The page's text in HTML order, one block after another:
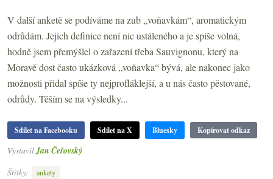
V další anketě se podíváme na zub „voňavkám“, aromatickým
odrůdám. Jejich definice není nic ustáleného a je spíše volná,
hodně jsem přemýšlel o zařazení třeba Sauvignonu, který na
Moravě dost často ukázková „voňavka“ bývá, ale nakonec jako
možnosti přidal spíše ty nejprofláklejší, a u nás často pěstované,
odrůdy. Těším se na výsledky...
Sdílet na Facebooku Sdílet na X Bluesky Kopírovat odkaz
Vystavil Jan Čeřovský
Štítky:
ankety